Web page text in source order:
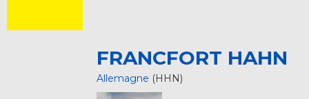
FRANCFORT HAHN
Allemagne (HHN)